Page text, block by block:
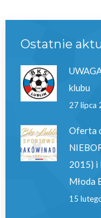
Ostatnie
klubu
27 lipca
Oferta
2015) i
Młoda
15